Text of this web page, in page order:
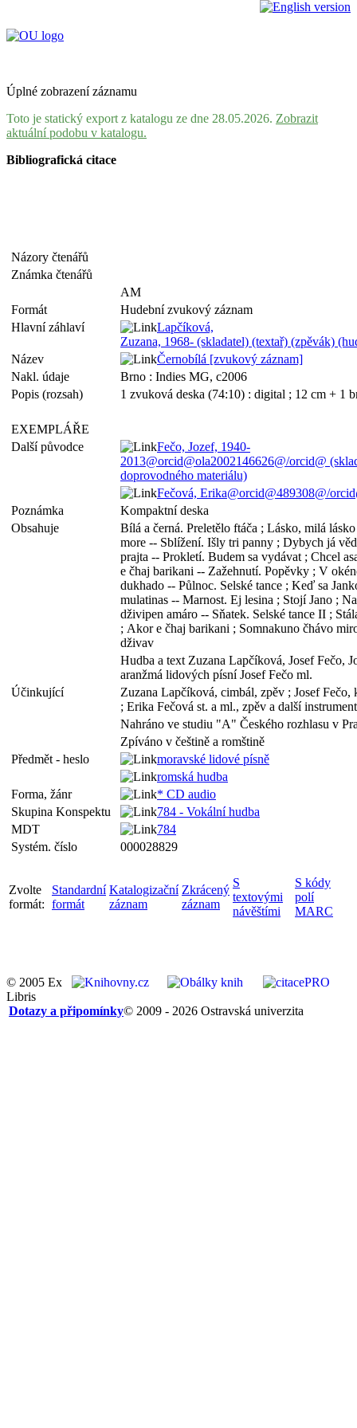
Úplné zobrazení záznamu
Toto je statický export z katalogu ze dne 28.05.2026. Zobrazit
aktuální podobu v katalogu.
Bibliografická citace
Názory čtenářů
Známka čtenářů
AM
Formát
Hudební zvukový záznam
Hlavní záhlaví
Lapčíková,
Zuzana, 1968- (skladatel) (textař) (zpěvák)
Název
Černobílá [zvukový záznam]
Nakl. údaje
Brno : Indies MG, c2006
Popis (rozsah)
1 zvuková deska (74:10) : digital ; 12 cm + 1
EXEMPLÁŘE
Další původce
Fečo, Jozef, 1940-
2013@orcid@ola2002146626@/orcid@
doprovodného materiálu)
Fečová, Erika@orcid@489308@/
Poznámka
Kompaktní deska
Obsahuje
Bílá a černá. Preletělo ftáča ; Lásko, milá
more -- Sblížení. Išly tri panny ; Dybych já
prajta -- Prokletí. Budem sa vydávat ; Chcel
e čhaj barikani -- Zažehnutí. Popěvky ; V
dukhado -- Půlnoc. Selské tance ; Keď sa
mulatinas -- Marnost. Ej lesina ; Stojí Jano ;
dživipen amáro -- Sňatek. Selské tance II ;
; Akor e čhaj barikani ; Somnakuno čhávo
dživav
Hudba a text Zuzana Lapčíková, Josef Fečo,
aranžmá lidových písní Josef Fečo ml.
Účinkující
Zuzana Lapčíková, cimbál, zpěv ; Josef
; Erika Fečová st. a ml., zpěv a další
Nahráno ve studiu "A" Českého rozhlasu v
Zpíváno v češtině a romštině
Předmět - heslo
moravské lidové písně
romská hudba
Forma, žánr
* CD audio
Skupina Konspektu
784 - Vokální hudba
MDT
784
Systém. číslo
000028829
Zvolte
formát:
Standardní
formát
Katalogizační
záznam
Zkrácený
záznam
S
textovými
návěštími
S kódy
polí
MARC
© 2005 Ex
Libris
© 2009 - 2026 Ostravská univerzita
Dotazy a připomínky